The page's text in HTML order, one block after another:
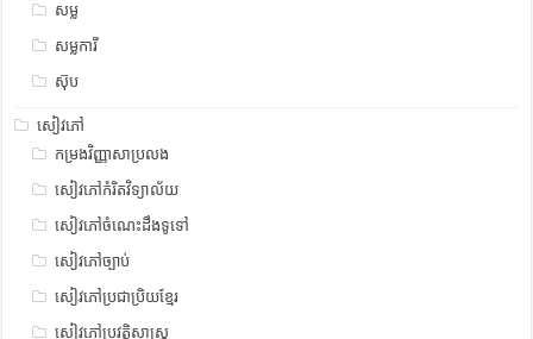
សម្ល
សម្លការី
ស៊ុប
សៀវភៅ
កម្រងវិញ្ញាសាប្រលង
សៀវភៅកំរិតវិទ្យាល័យ
សៀវភៅចំណេះដឹងទូទៅ
សៀវភៅច្បាប់
សៀវភៅប្រជាប្រិយខ្មែរ
សៀវភៅប្រវត្តិសាស្រ្ត